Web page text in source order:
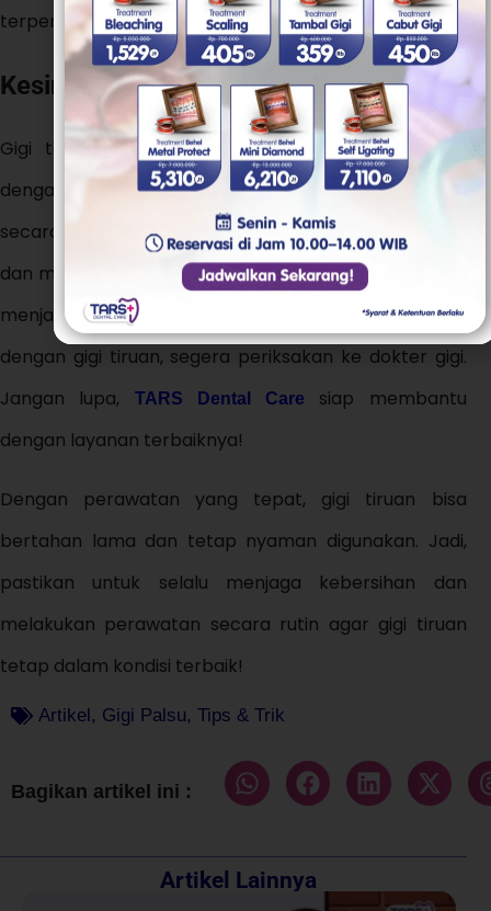
terpercaya lainnya seperti WHO.
Kesimpulan
Gigi tiruan yang bau dan berjamur bisa dihindari
dengan perawatan yang tepat. Membersihkan
secara rutin, merendam dengan larutan pembersih,
dan melepas saat tidur adalah langkah penting untuk
menjaga kebersihannya. Jika mengalami masalah
dengan gigi tiruan, segera periksakan ke dokter gigi.
Jangan lupa,
TARS Dental Care
siap membantu
dengan layanan terbaiknya!
Dengan perawatan yang tepat, gigi tiruan bisa
bertahan lama dan tetap nyaman digunakan. Jadi,
pastikan untuk selalu menjaga kebersihan dan
melakukan perawatan secara rutin agar gigi tiruan
tetap dalam kondisi terbaik!
Artikel , Gigi Palsu, Tips & Trik
Bagikan artikel ini :
Artikel Lainnya